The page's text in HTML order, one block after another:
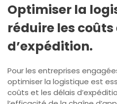
Optimiser la
réduire les
d’expédition.
Pour les entreprises
optimiser la logistique est
coûts et les délais